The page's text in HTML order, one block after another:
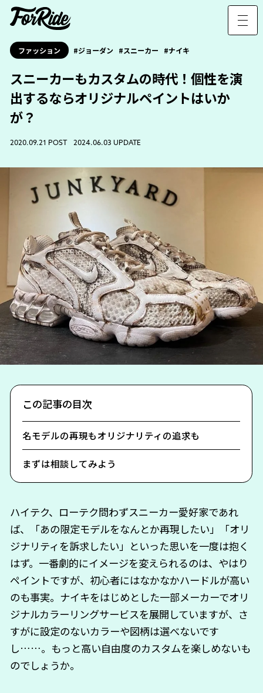
ファッション ジョーダン スニーカー ナイキ
スニーカーもカスタムの時代！個性を演
出するならオリジナルペイントはいか
が？
2020.09.21 POST 2024.06.03 UPDATE
この記事の目次
名モデルの再現もオリジナリティの追求も
まずは相談してみよう
ハイテク、ローテク問わずスニーカー愛好家であれ
ば、「あの限定モデルをなんとか再現したい」「オリ
ジナリティを訴求したい」といった思いを一度は抱く
はず。一番劇的にイメージを変えられるのは、やはり
ペイントですが、初心者にはなかなかハードルが高い
のも事実。ナイキをはじめとした一部メーカーでオリ
ジナルカラーリングサービスを展開していますが、さ
すがに設定のないカラーや図柄は選べないです
し……。もっと高い自由度のカスタムを楽しめないも
のでしょうか。